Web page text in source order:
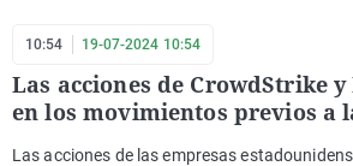
10:54 19-07-2024 10:54
Las acciones de CrowdStrike
en los movimientos previos a
Las acciones de las empresas